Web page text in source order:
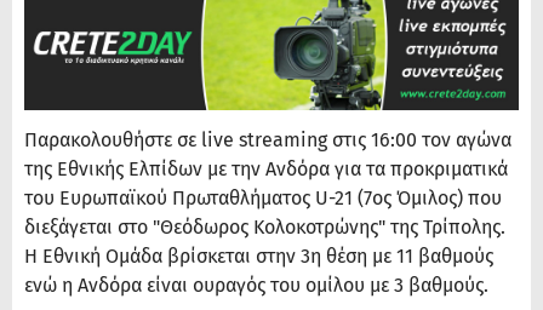
Παρακολουθήστε σε live streaming στις 16:00 τον αγώνα
της Εθνικής Ελπίδων με την Ανδόρα για τα προκριματικά
του Ευρωπαϊκού Πρωταθλήματος U-21 (7ος Όμιλος) που
διεξάγεται στο "Θεόδωρος Κολοκοτρώνης" της Τρίπολης.
Η Εθνική Ομάδα βρίσκεται στην 3η θέση με 11 βαθμούς
ενώ η Ανδόρα είναι ουραγός του ομίλου με 3 βαθμούς.